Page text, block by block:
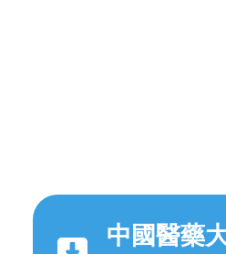
中國醫藥